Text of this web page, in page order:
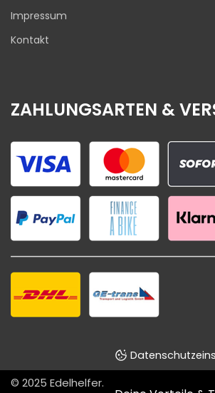
Impressum
Kontakt
ZAHLUNGSARTEN &
© 2025 Edelhelfer.